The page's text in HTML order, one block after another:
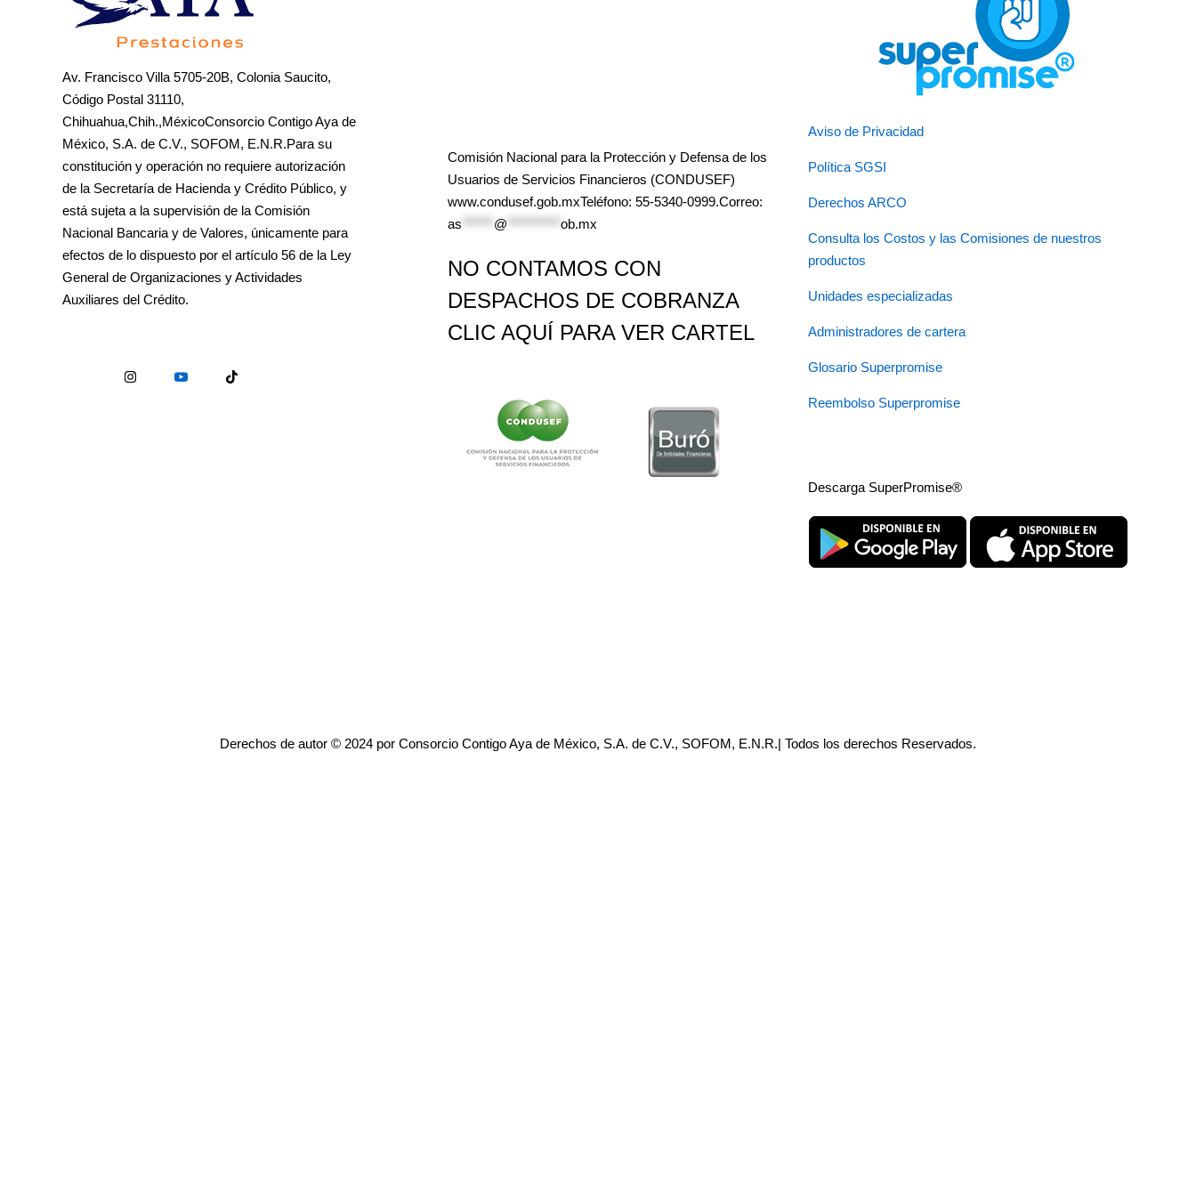
Av. Francisco Villa 5705-20B, Colonia Saucito,
Código Postal 31110,
Chihuahua,Chih.,MéxicoConsorcio Contigo Aya de
México, S.A. de C.V., SOFOM, E.N.R.Para su
constitución y operación no requiere autorización
de la Secretaría de Hacienda y Crédito Público, y
está sujeta a la supervisión de la Comisión
Nacional Bancaria y de Valores, únicamente para
efectos de lo dispuesto por el artículo 56 de la Ley
General de Organizaciones y Actividades
Auxiliares del Crédito.
Comisión Nacional para la Protección y Defensa de los
Usuarios de Servicios Financieros (CONDUSEF)
www.condusef.gob.mxTeléfono: 55-5340-0999.Correo:
as
@ ob.mx
NO CONTAMOS CON
DESPACHOS DE COBRANZA
CLIC AQUÍ PARA VER CARTEL
Aviso de Privacidad
Política SGSI
Derechos ARCO
Consulta los Costos y las Comisiones de nuestros
productos
Unidades especializadas
Administradores de cartera
Glosario Superpromise
Reembolso Superpromise
Descarga SuperPromise®
Derechos de autor © 2024 por Consorcio Contigo Aya de México, S.A. de C.V., SOFOM, E.N.R.| Todos los derechos Reservados.